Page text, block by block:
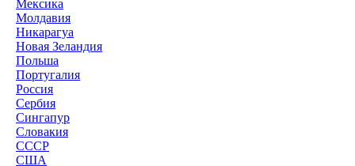
Мексика
Молдавия
Никарагуа
Новая Зеландия
Польша
Португалия
Россия
Сербия
Сингапур
Словакия
СССР
США